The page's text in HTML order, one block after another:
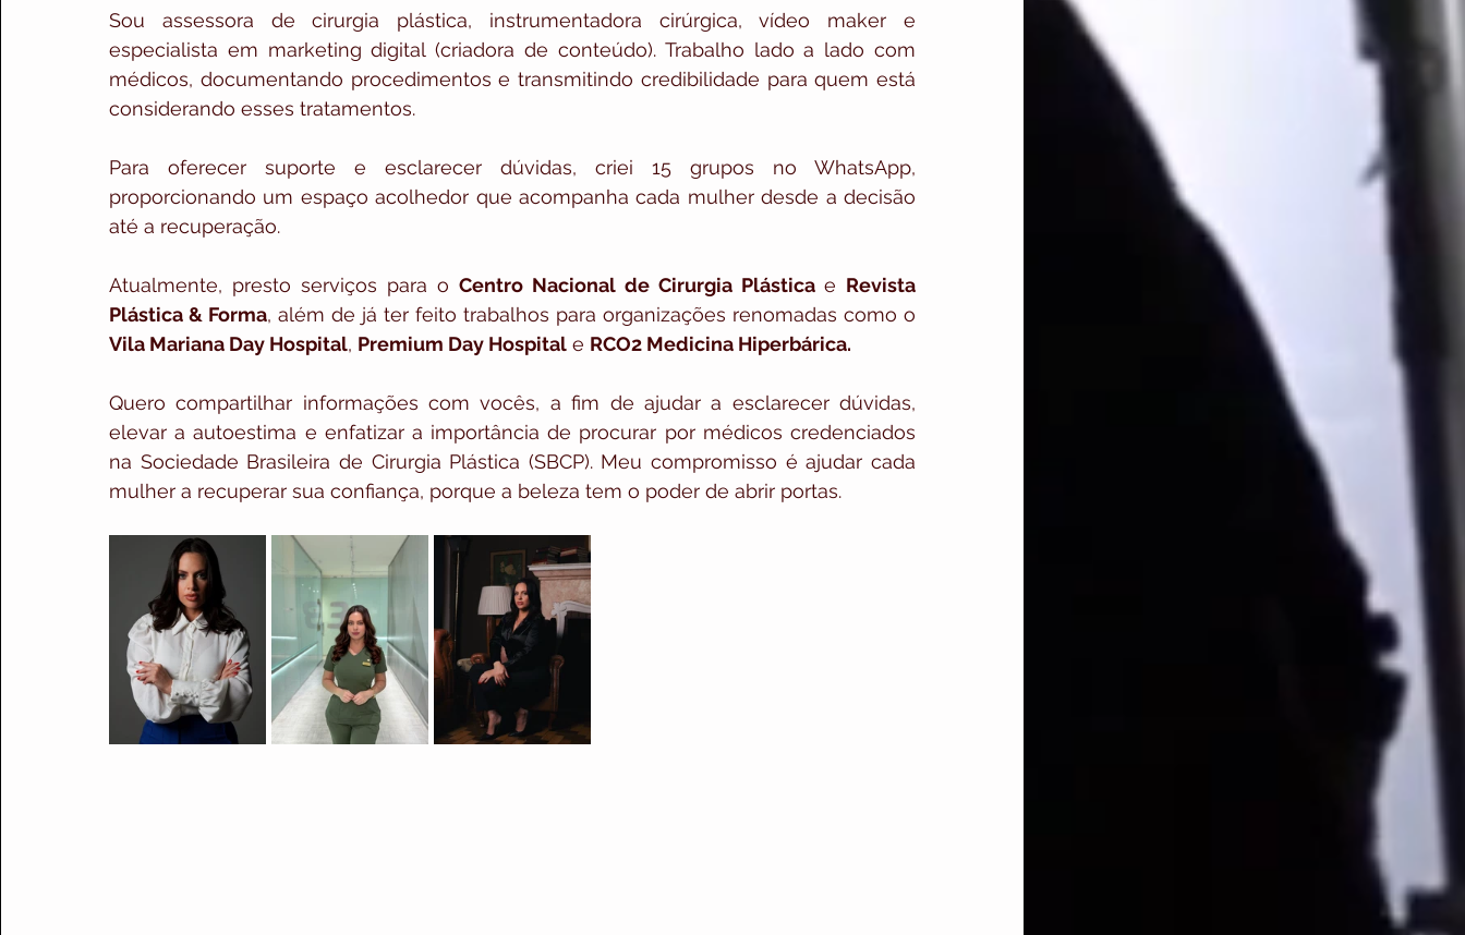
Sou assessora de cirurgia plástica, instrumentadora cirúrgica, vídeo maker e
especialista em marketing digital (criadora de conteúdo). Trabalho lado a lado com
médicos, documentando procedimentos e transmitindo credibilidade para quem está
considerando esses tratamentos.
Para oferecer suporte e esclarecer dúvidas, criei 15 grupos no WhatsApp,
proporcionando um espaço acolhedor que acompanha cada mulher desde a decisão
até a recuperação.
Atualmente, presto serviços para o Centro Nacional de Cirurgia Plástica e Revista
Plástica & Forma
Vila Mariana Day Hospital, Premium Day Hospital e RCO2 Medicina Hiperbárica.
Quero compartilhar informações com vocês, a fim de ajudar a esclarecer dúvidas,
elevar a autoestima e enfatizar a importância de procurar por médicos credenciados
na Sociedade Brasileira de Cirurgia Plástica (SBCP). Meu compromisso é ajudar cada
mulher a recuperar sua confiança, porque a beleza tem o poder de abrir portas.